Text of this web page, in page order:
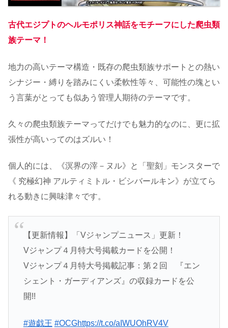
古代エジプトのヘルモポリス神話をモチーフにした爬虫類
族テーマ！
地力の高いテーマ構造・既存の爬虫類族サポートとの熱い
シナジー・縛りを踏みにくい柔軟性等々、可能性の塊とい
う言葉がとっても似あう管理人期待のテーマです。
久々の爬虫類族テーマってだけでも魅力的なのに、更に拡
張性が高いってのはズルい！
個人的には、《溟界の滓－ヌル》と「聖刻」モンスターで
《 究極幻神 アルティミトル・ビシバールキン》が立てら
れる動きに興味津々です。
【更新情報】「Vジャンプニュース」更新！
Vジャンプ４月特大号掲載カードを公開！
Vジャンプ４月特大号掲載記事：第２回 『エン
シェント・ガーディアンズ』の収録カードを公
開!!
#遊戯王 #OCGhttps://t.co/aIWUOhRV4V